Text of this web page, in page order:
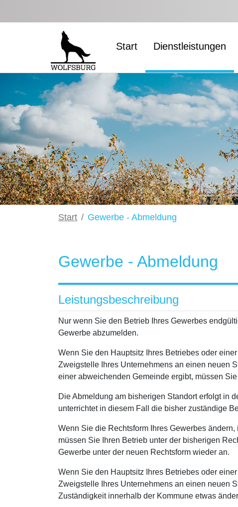
Start Dienstleistungen
Start Gewerbe - Abmeldung
Gewerbe - Abmeldung
Leistungsbeschreibung
Nur wenn Sie den Betrieb Ihres Gewerbes
Gewerbe abzumelden.
Wenn Sie den Hauptsitz Ihres Betriebes oder
Zweigstelle Ihres Unternehmens an einen neuen
einer abweichenden Gemeinde ergibt, müssen
Die Abmeldung am bisherigen Standort erfolgt in
unterrichtet in diesem Fall die bisher zuständige
Wenn Sie die Rechtsform Ihres Gewerbes
müssen Sie Ihren Betrieb unter der bisherigen
Gewerbe unter der neuen Rechtsform wieder an.
Wenn Sie den Hauptsitz Ihres Betriebes oder
Zweigstelle Ihres Unternehmens an einen neuen
Zuständigkeit innerhalb der Kommune etwas